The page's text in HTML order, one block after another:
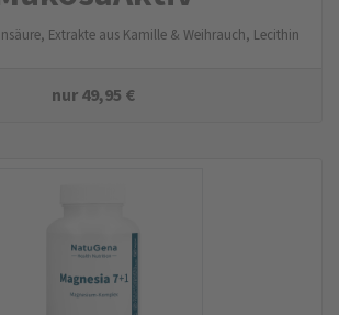
Extrakte aus Kamille & Weihrauch, Lecithin
nur49,95 €